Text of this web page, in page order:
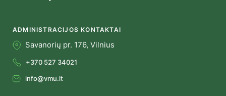
ADMINISTRACIJOS KONTAKTAI
Savanorių pr. 176, Vilnius
+370 527 34021
info@vmu.lt